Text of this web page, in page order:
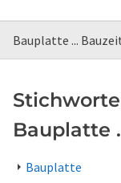
Bauplatte ...
Bauplatte
Bauplatte